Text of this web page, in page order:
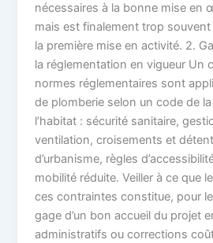
nécessaires à la bonne mise en
mais est finalement trop
la première mise en activité. 2.
la réglementation en vigueur Un
normes réglementaires sont
de plomberie selon un code de
l’habitat : sécurité sanitaire,
ventilation, croisements et
d’urbanisme, règles
mobilité réduite. Veiller à ce que
ces contraintes constitue, pour
gage d’un bon accueil du projet
administratifs ou corrections